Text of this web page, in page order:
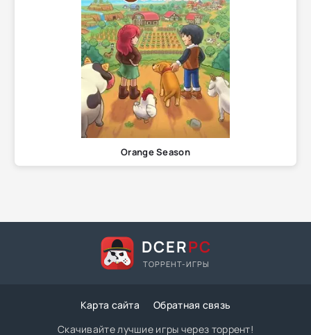
Orange Season
DCERPC
ТОРРЕНТ-ИГРЫ
Карта сайта
Обратная связь
Скачивайте лучшие игры через торрент!